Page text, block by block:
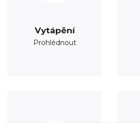
Vytápění
Prohlédnout